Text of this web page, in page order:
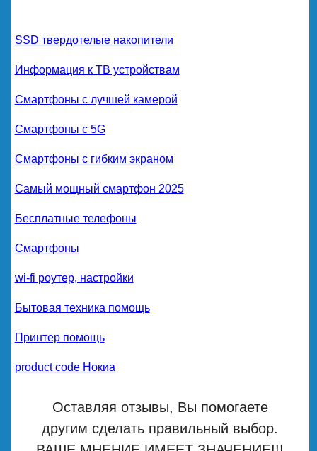
SSD твердотелые накопители
Информация к ТВ устройствам
Смартфоны с лучшей камерой
Смартфоны с 5G
Смартфоны с гибким экраном
Самый мощный смартфон 2025
Бесплатные телефоны
Смартфоны
wi-fi роутер, настройки
Бытовая техника помощь
Принтер помощь
product code Нокиа
Оставляя отзывы, Вы помогаете
другим сделать правильный выбор.